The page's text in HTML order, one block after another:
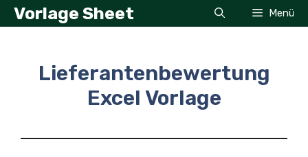
Zum
Inhalt
Vorlage Sheet Menü
Lieferantenbewertung
Excel Vorlage